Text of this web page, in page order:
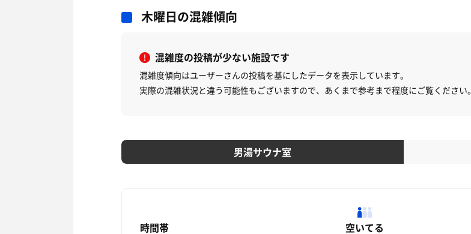
木曜日の混雑傾向
混雑度の投稿が少ない施設です
混雑度傾向はユーザーさんの投稿を基にしたデータを表示しています。
実際の混雑状況と違う可能性もございますので、あくまで参考まで程度にご覧ください。
男湯サウナ室
時間帯 空いてる